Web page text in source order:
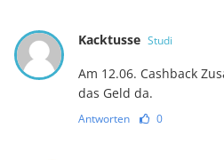
Kacktusse Studi
Am 12.06. Cashback
das Geld da.
Antworten 0